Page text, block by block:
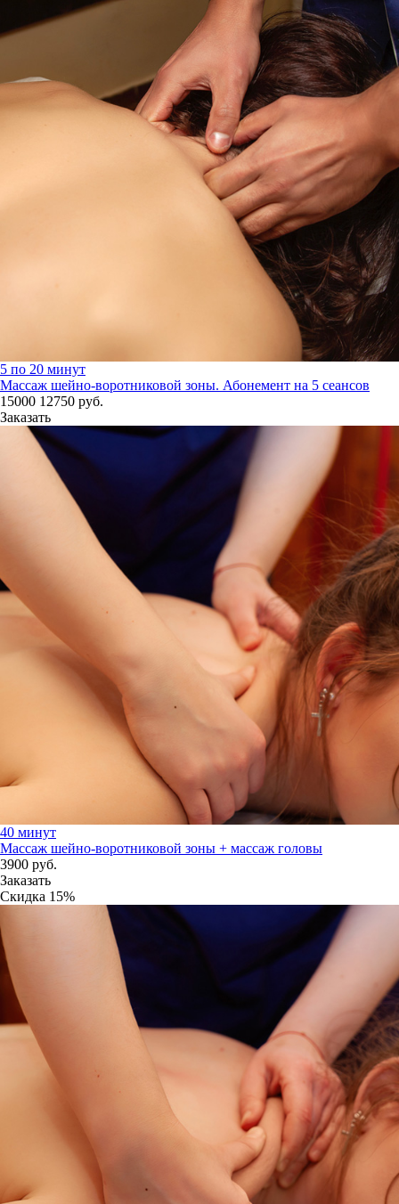
5 по 20 минут
Массаж шейно-воротниковой зоны. Абонемент на 5 сеансов
15000 12750 руб.
Заказать
40 минут
Массаж шейно-воротниковой зоны + массаж головы
3900 руб.
Заказать
Скидка 15%